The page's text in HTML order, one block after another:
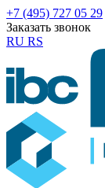
+7 (495) 727 05 29
Заказать звонок
RU RS